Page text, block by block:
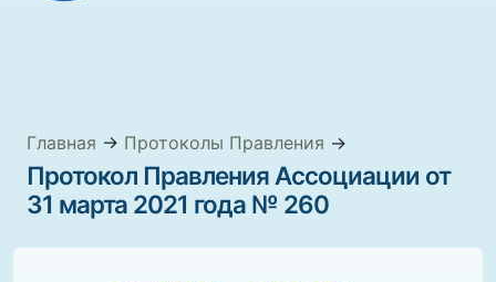
Главная → Протоколы Правления →
Протокол Правления Ассоциации от
31 марта 2021 года № 260